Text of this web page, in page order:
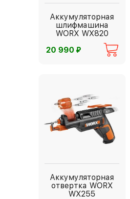
Аккумуляторная
шлифмашина
WORX WX820
20 990 ⃏
Аккумуляторная
отвертка WORX
WX255